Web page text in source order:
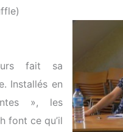
fait sa
Installés en
», les
font ce qu’il